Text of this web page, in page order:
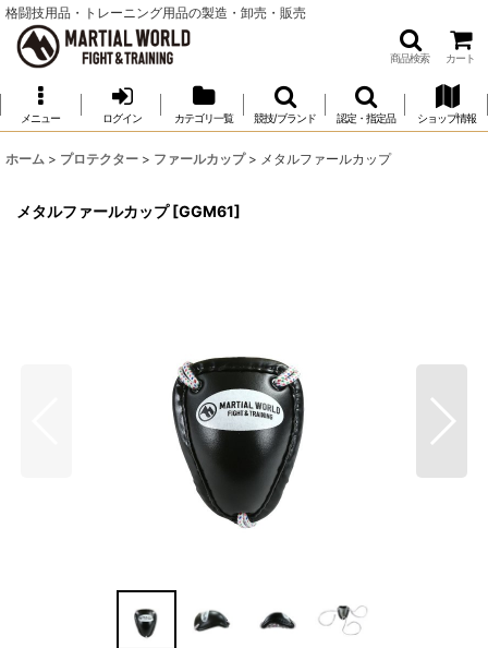
格闘技用品・トレーニング用品の製造・卸売・販売
商品検索 カート
メニュー ログイン カテゴリ一覧 競技/ブランド 認定・指定品 ショップ情報
ホーム > プロテクター > ファールカップ > メタルファールカップ
メタルファールカップ [GGM61]